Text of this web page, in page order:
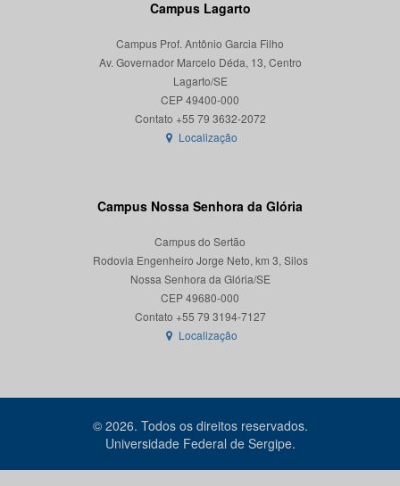
Campus Lagarto
Campus Prof. Antônio Garcia Filho
Av. Governador Marcelo Déda, 13, Centro
Lagarto/SE
CEP 49400-000
Localização
Campus Nossa Senhora da Glória
Campus do Sertão
Rodovia Engenheiro Jorge Neto, km 3, Silos
Nossa Senhora da Glória/SE
CEP 49680-000
Contato +55 79 3194-7127
Localização
© 2026. Todos os direitos reservados.
Universidade Federal de Sergipe.